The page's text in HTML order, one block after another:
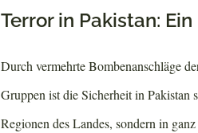
Terror in Pakistan:
Durch vermehrte Bombenanschläge
Gruppen ist die Sicherheit in Pakistan
Regionen des Landes, sondern in